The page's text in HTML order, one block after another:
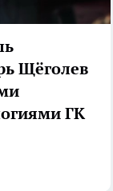
Щёголев
ГК